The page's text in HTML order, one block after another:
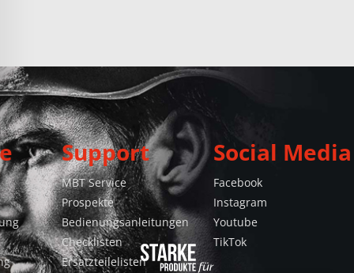
Support
MBT Service
Prospekte
Bedienungsanleitungen
Checklisten
Ersatzteilelisten
Social Media
Facebook
Instagram
Youtube
TikTok